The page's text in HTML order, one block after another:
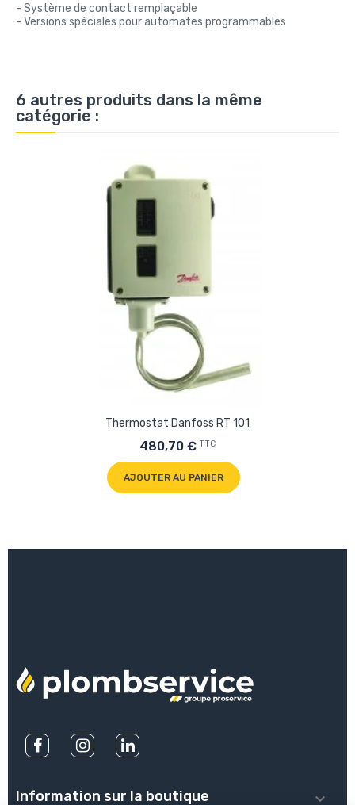
- Système de contact remplaçable
- Versions spéciales pour automates programmables
6 autres produits dans la même
catégorie :
Thermostat Danfoss RT 101
480,70 € TTC
AJOUTER AU PANIER
Information sur la boutique 